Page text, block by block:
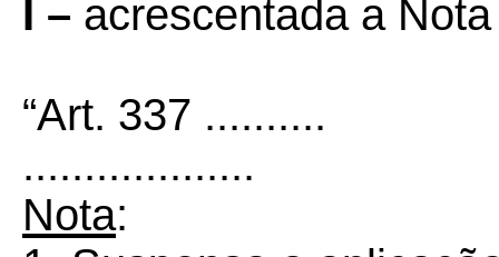
I – acrescentada a
“Art. 337 ..........
...................
Nota: